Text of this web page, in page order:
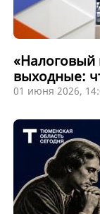
«Налоговый
выходные:
01 июня 2026,